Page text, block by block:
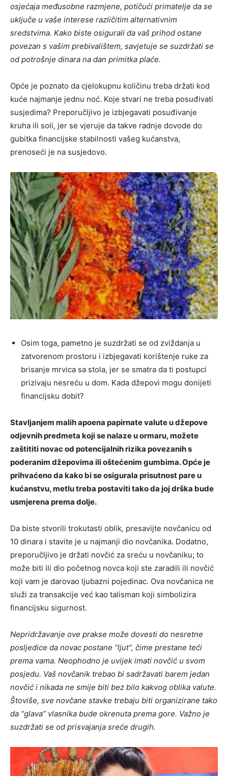
osjećaja međusobne razmjene, potičući primatelje da se
uključe u vaše interese različitim alternativnim
sredstvima. Kako biste osigurali da vaš prihod ostane
povezan s vašim prebivalištem, savjetuje se suzdržati se
od potrošnje dinara na dan primitka plaće.
Opće je poznato da cjelokupnu količinu treba držati kod
kuće najmanje jednu noć. Koje stvari ne treba posuđivati ​​
susjedima? Preporučljivo je izbjegavati posuđivanje
kruha ili soli, jer se vjeruje da takve radnje dovode do
gubitka financijske stabilnosti vašeg kućanstva,
prenoseći je na susjedovo.
Osim toga, pametno je suzdržati se od zviždanja u
zatvorenom prostoru i izbjegavati korištenje ruke za
brisanje mrvica sa stola, jer se smatra da ti postupci
prizivaju nesreću u dom. Kada džepovi mogu donijeti
financijsku dobit?
Stavljanjem malih apoena papirnate valute u džepove
odjevnih predmeta koji se nalaze u ormaru, možete
zaštititi novac od potencijalnih rizika povezanih s
poderanim džepovima ili oštećenim gumbima. Opće je
prihvaćeno da kako bi se osigurala prisutnost pare u
kućanstvu, metlu treba postaviti tako da joj drška bude
usmjerena prema dolje.
Da biste stvorili trokutasti oblik, presavijte novčanicu od
10 dinara i stavite je u najmanji dio novčanika. Dodatno,
preporučljivo je držati novčić za sreću u novčaniku; to
može biti ili dio početnog novca koji ste zaradili ili novčić
koji vam je darovao ljubazni pojedinac. Ova novčanica ne
služi za transakcije već kao talisman koji simbolizira
financijsku sigurnost.
Nepridržavanje ove prakse može dovesti do nesretne
posljedice da novac postane “ljut”, čime prestane teći
prema vama. Neophodno je uvijek imati novčić u svom
posjedu. Vaš novčanik trebao bi sadržavati barem jedan
novčić i nikada ne smije biti bez bilo kakvog oblika valute.
Štoviše, sve novčane stavke trebaju biti organizirane tako
da “glava” vlasnika bude okrenuta prema gore. Važno je
suzdržati se od prisvajanja sreće drugih.